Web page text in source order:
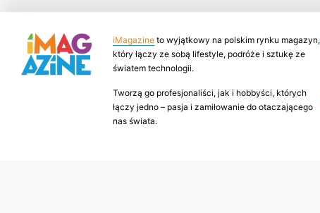
iMagazine to wyjątkowy na polskim rynku magazyn,
który łączy ze sobą lifestyle, podróże i sztukę ze
światem technologii.
Tworzą go profesjonaliści, jak i hobbyści, których
łączy jedno – pasja i zamiłowanie do otaczającego
nas świata.